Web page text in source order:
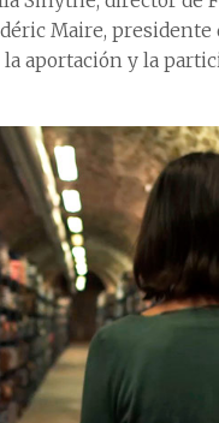
Maire, presidente
aportación y la